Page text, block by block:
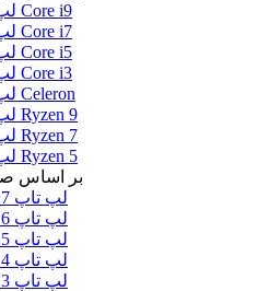
لپ تاپ Core i9
لپ تاپ Core i7
لپ تاپ Core i5
لپ تاپ Core i3
لپ تاپ Celeron
لپ تاپ Ryzen 9
لپ تاپ Ryzen 7
لپ تاپ Ryzen 5
بر اساس
لپ تاپ 17 اینچ
لپ تاپ 16 اینچ
لپ تاپ 15 اینچ
لپ تاپ 14 اینچ
لپ تاپ 13 اینچ